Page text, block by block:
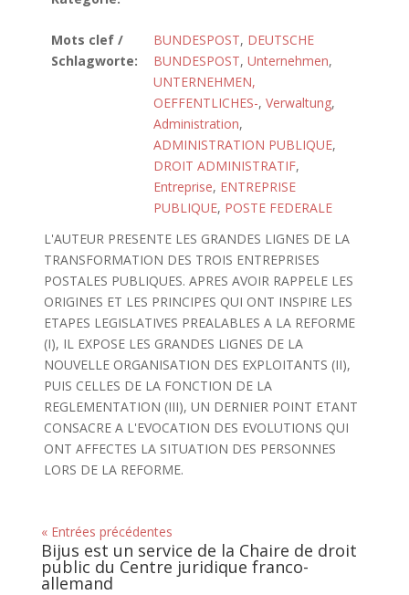
Mots clef /
Schlagworte:
BUNDESPOST, DEUTSCHE
BUNDESPOST, Unternehmen,
UNTERNEHMEN,
OEFFENTLICHES-, Verwaltung,
Administration,
ADMINISTRATION PUBLIQUE,
DROIT ADMINISTRATIF,
Entreprise, ENTREPRISE
PUBLIQUE, POSTE FEDERALE
L'AUTEUR PRESENTE LES GRANDES LIGNES DE LA
TRANSFORMATION DES TROIS ENTREPRISES
POSTALES PUBLIQUES. APRES AVOIR RAPPELE LES
ORIGINES ET LES PRINCIPES QUI ONT INSPIRE LES
ETAPES LEGISLATIVES PREALABLES A LA REFORME
(I), IL EXPOSE LES GRANDES LIGNES DE LA
NOUVELLE ORGANISATION DES EXPLOITANTS (II),
PUIS CELLES DE LA FONCTION DE LA
REGLEMENTATION (III), UN DERNIER POINT ETANT
CONSACRE A L'EVOCATION DES EVOLUTIONS QUI
ONT AFFECTES LA SITUATION DES PERSONNES
LORS DE LA REFORME.
« Entrées précédentes
Bijus est un service de la Chaire de droit
public du Centre juridique franco-
allemand